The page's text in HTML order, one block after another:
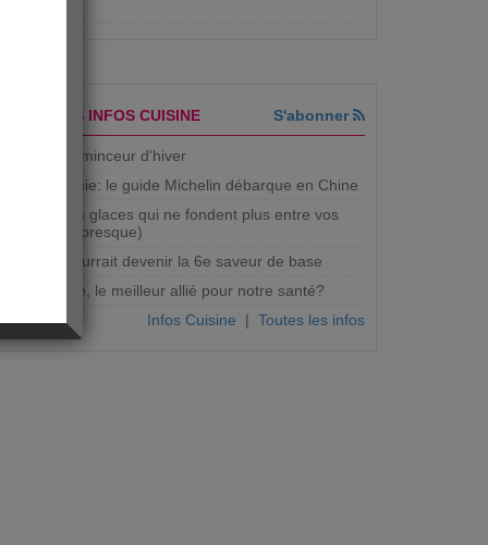
DERNIERES INFOS CUISINE S'abonner
5 recettes minceur d'hiver
Gastronomie: le guide Michelin débarque en Chine
Bientôt des glaces qui ne fondent plus entre vos
mains (ou presque)
Le gras pourrait devenir la 6e saveur de base
Micro-onde, le meilleur allié pour notre santé?
Infos Cuisine | Toutes les infos